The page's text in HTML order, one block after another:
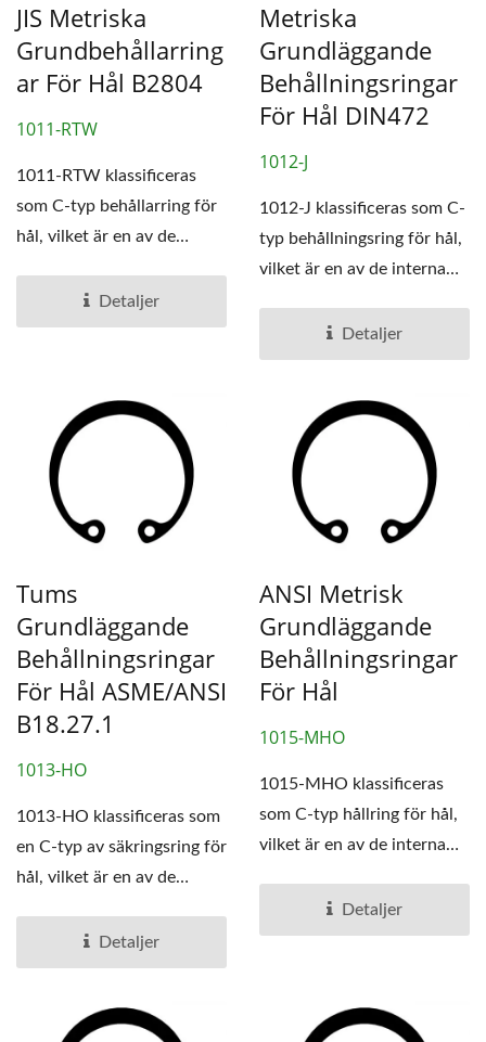
JIS Metriska
Grundbehållarring
Ar För Hål B2804
1011-RTW
1011-RTW klassificeras
som C-typ behållarring för
hål, vilket är en av de
Detaljer
Metriska
Grundläggande
Behållningsringar
För Hål DIN472
1012-J
1012-J klassificeras som C-
typ behållningsring för hål,
vilket är en av de interna
Detaljer
Tums
Grundläggande
Behållningsringar
För Hål ASME/ANSI
B18.27.1
1013-HO
1013-HO klassificeras som
en C-typ av säkringsring för
hål, vilket är en av de
Detaljer
ANSI Metrisk
Grundläggande
Behållningsringar
För Hål
1015-MHO
1015-MHO klassificeras
som C-typ hållring för hål,
vilket är en av de interna
Detaljer